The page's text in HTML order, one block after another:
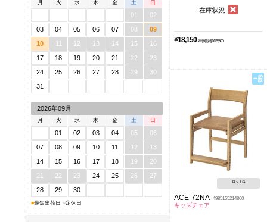
月 火 水 木 金 土 日
01
02
03
04 05 06 07 08
09
10
11 12 13 14 15
16
17
18 19 20 21 22
23
24
25 26 27 28 29
30
31
2026年09月
月 火 水 木 金 土 日
01 02 03 04 05
06
07
08 09 10 11 12
13
14
15 16 17 18 19
20
21
22 23 24 25 26
27
28
29 30
■最短出荷日 ■定休日
在庫状況
¥18,150 本体価格 ¥16,500
ロット:1
ACE-72NA 4985155214860
キッズチェア